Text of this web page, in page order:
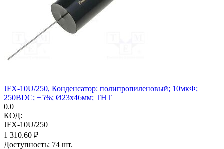
JFX-10U/250, Конденсатор: полипропиленовый; 10мкФ;
250ВDC; ±5%; Ø23x46мм; THT
0.0
КОД:
JFX-10U/250
1 310.60 ₽
Доступность: 74 шт.